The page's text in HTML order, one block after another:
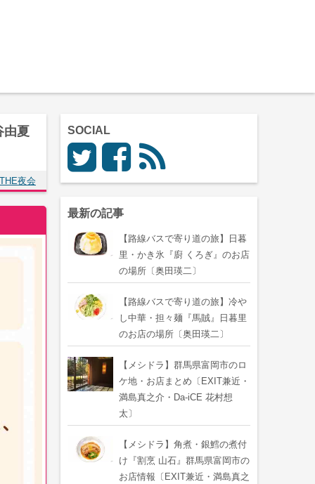
由夏
夜会
SOCIAL
最新の記事
【路線バスで寄り道の旅】日暮
里・かき氷『廚 くろぎ』のお店
の場所〔奥田瑛二〕
【路線バスで寄り道の旅】冷や
し中華・担々麺『馬賊』日暮里
のお店の場所〔奥田瑛二〕
【メシドラ】群馬県富岡市のロ
ケ地・お店まとめ〔EXIT兼近・
満島真之介・Da-iCE 花村想
太〕
【メシドラ】角煮・銀鱈の煮付
け『割烹 山石』群馬県富岡市の
お店情報〔EXIT兼近・満島真之